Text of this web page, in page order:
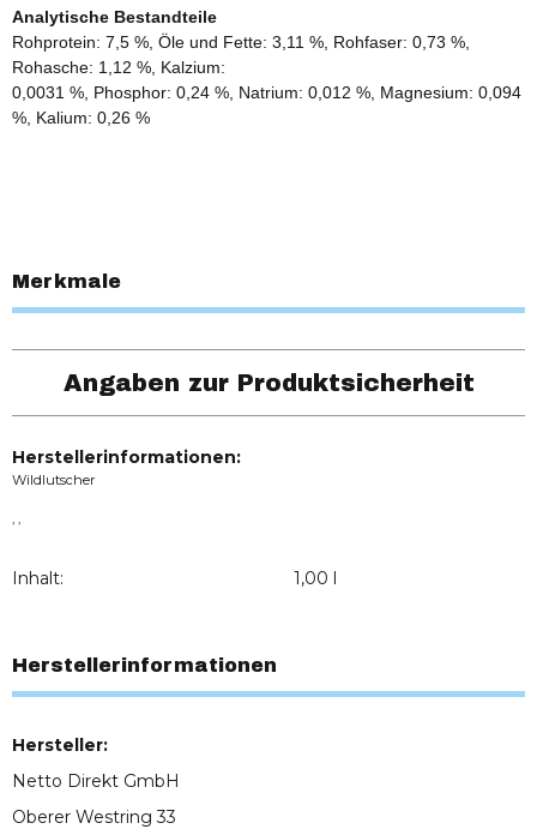
Analytische Bestandteile
Rohprotein: 7,5 %, Öle und Fette: 3,11 %, Rohfaser: 0,73 %,
Rohasche: 1,12 %, Kalzium:
0,0031 %, Phosphor: 0,24 %, Natrium: 0,012 %, Magnesium: 0,094
%, Kalium: 0,26 %
Merkmale
Angaben zur Produktsicherheit
Herstellerinformationen:
Wildlutscher
, ,
Inhalt: 1,00 l
Herstellerinformationen
Hersteller:
Netto Direkt GmbH
Oberer Westring 33